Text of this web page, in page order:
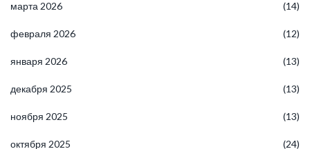
марта 2026 (14)
февраля 2026 (12)
января 2026 (13)
декабря 2025 (13)
ноября 2025 (13)
октября 2025 (24)